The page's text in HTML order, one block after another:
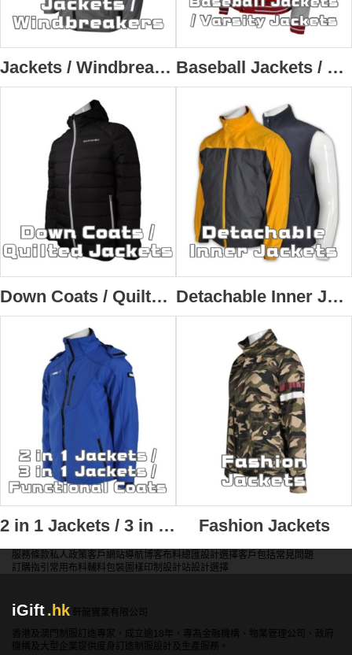
Jackets / Windbreakers Baseball Jackets / Varsity Jackets
Down Coats / Quilted Jackets Detachable Inner Jackets
2 in 1 Jackets / 3 in 1 Jackets / Functional Coats Fashion Jackets
服務條款私人政策客戶 網站導航博客布料總匯設計選擇客戶包括常見問題
訂購指引 常用布料輔料包裝 圖樣印制 設計站設計選擇
iGift.hk
軒龍實業有限公司
香港及澳門制服訂造專家，成立逾18年，專為金融機構、物業管理公司、政府
機構及大型企業提供度身訂造制服設計及生產服務。